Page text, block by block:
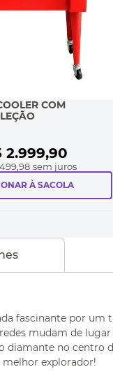
COM
2.999,90
sem juros
À SACOLA
fascinante por um
mudam de
no centro
explorador!